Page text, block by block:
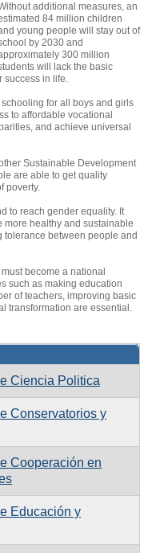
additional measures, an
84 million children
young people will stay out of
by 2030 and
300 million
will lack the basic
success in life.
for all boys and girls
to affordable vocational
and achieve universal
Sustainable Development
are able to get quality
poverty.
to reach gender equality. It
healthy and sustainable
tolerance between people and
become a national
such as making education
of teachers, improving basic
transformation are essential.
Ciencia Politica
Conservatorios y
Cooperación en
Educación y